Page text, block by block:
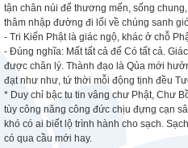
tận chân núi để thương mến, sống
thâm nhập đường đi lối về chúng sanh
- Tri Kiến Phật là giác ngộ, khác ở chỗ
- Đúng nghĩa: Mất tất cả để Có tất cả.
được chân lý. Thành đạo là Qủa mới
đạt như như, tứ thời mỗi động tịnh đều
* Duy chỉ bậc tu tin vâng chư Phật, Chư
tùy công năng công đức chịu đựng cạn
khó có ai biết lộ trình hành cho sạch.
có qua cầu mới hay.